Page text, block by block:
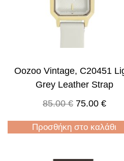
Oozoo Vintage, C20451
Grey Leather Strap
85.00€ 75.00 €
Προσθήκη στο καλάθι